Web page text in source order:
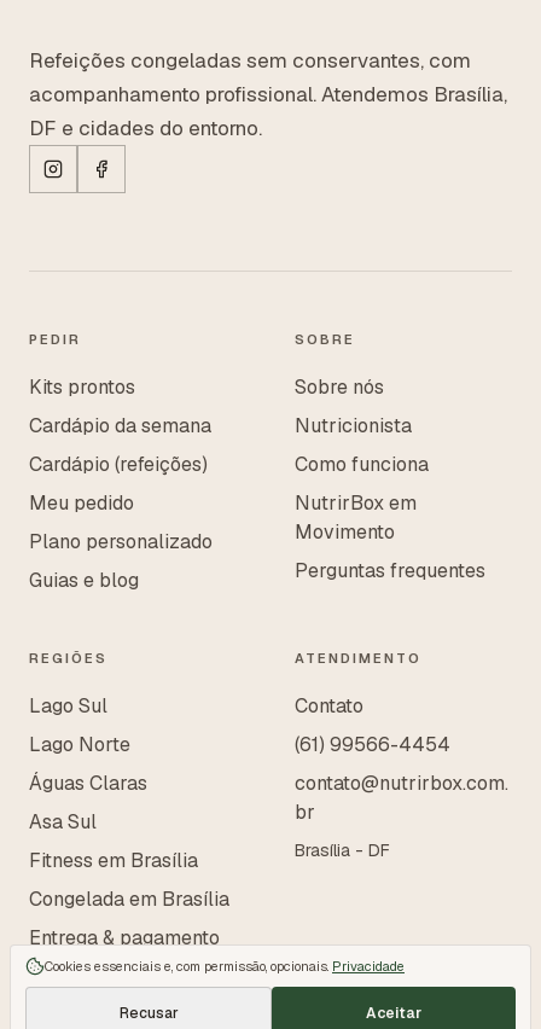
Refeições congeladas sem conservantes, com
acompanhamento profissional. Atendemos Brasília,
DF e cidades do entorno.
PEDIR
Kits prontos
Cardápio da semana
Cardápio (refeições)
Meu pedido
Plano personalizado
Guias e blog
SOBRE
Sobre nós
Nutricionista
Como funciona
NutrirBox em
Movimento
Perguntas frequentes
REGIÕES
Lago Sul
Lago Norte
Águas Claras
Asa Sul
Fitness em Brasília
Congelada em Brasília
Entrega & pagamento
ATENDIMENTO
Contato
(61) 99566-4454
contato@nutrirbox.com.
br
Brasília - DF
Cookies essenciais e, com permissão, opcionais. Privacidade
Recusar Aceitar